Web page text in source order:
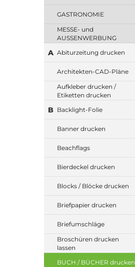
GASTRONOMIE
MESSE- und
AUSSENWERBUNG
A Abiturzeitung drucken
Architekten-CAD-Pläne
Aufkleber drucken /
Etiketten drucken
B Backlight-Folie
Banner drucken
Beachflags
Bierdeckel drucken
Blocks / Blöcke drucken
Briefpapier drucken
Briefumschläge
Broschüren drucken
lassen
BUCH / BÜCHER drucken